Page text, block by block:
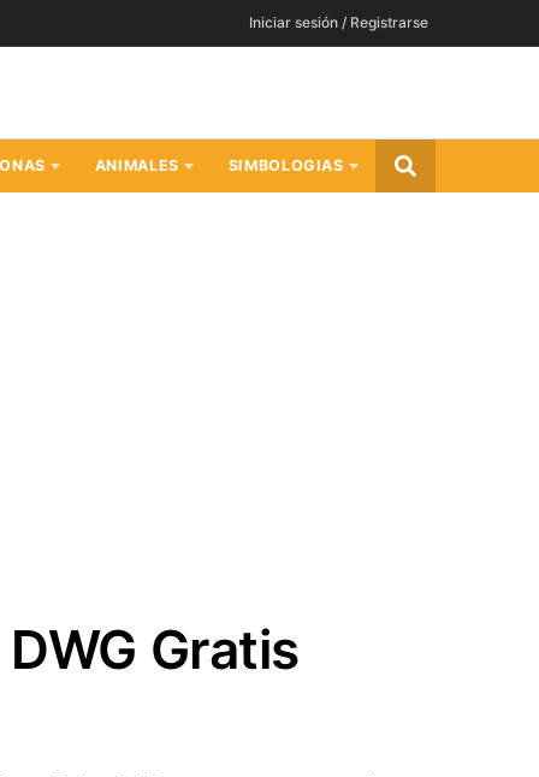
Iniciar sesión / Registrarse
ANIMALES SIMBOLOGIAS
Gratis